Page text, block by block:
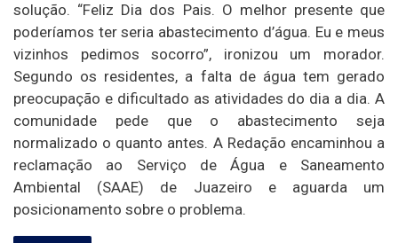
solução. “Feliz Dia dos Pais. O melhor presente que
poderíamos ter seria abastecimento d’água. Eu e meus
vizinhos pedimos socorro”, ironizou um morador.
Segundo os residentes, a falta de água tem gerado
preocupação e dificultado as atividades do dia a dia. A
comunidade pede que o abastecimento seja
normalizado o quanto antes. A Redação encaminhou a
reclamação ao Serviço de Água e Saneamento
Ambiental (SAAE) de Juazeiro e aguarda um
posicionamento sobre o problema.